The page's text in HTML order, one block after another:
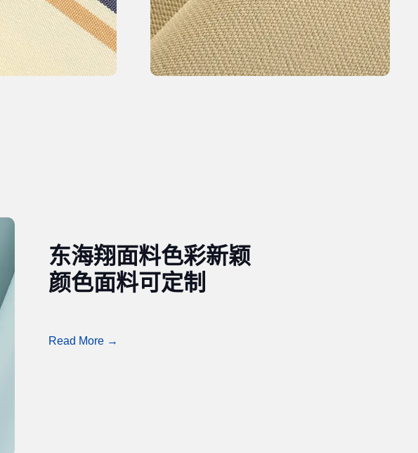
东海翔面料色彩新颖
颜色面料可定制
Read More →